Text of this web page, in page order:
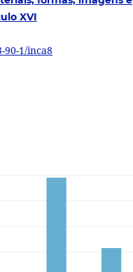
XVI
90-1/inca8